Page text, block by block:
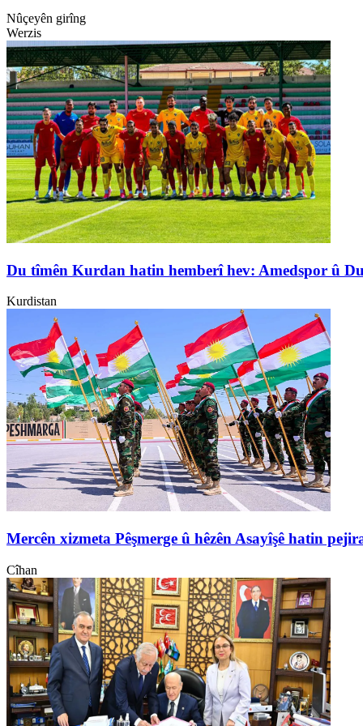
Nûçeyên girîng
Werzis
Du tîmên Kurdan hatin hemberî hev: Amedspor û
Kurdistan
Mercên xizmeta Pêşmerge û hêzên Asayîşê hatin
Cîhan